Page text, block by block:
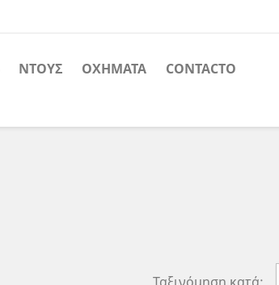
ΝΤΟΥΣ ΟΧΉΜΑΤΑ CONTACTO